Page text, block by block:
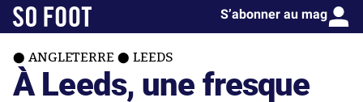
S’abonner au mag
ANGLETERRE LEEDS
À Leeds, une fresque